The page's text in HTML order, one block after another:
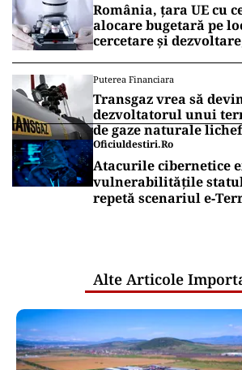
România, țara UE cu
alocare bugetară pe
cercetare și
Puterea Financiara
Transgaz vrea să
dezvoltatorul unui
de gaze naturale
Oficiuldestiri.ro
Atacurile cibernetice
vulnerabilitățile
repetă scenariul
Alte Articole